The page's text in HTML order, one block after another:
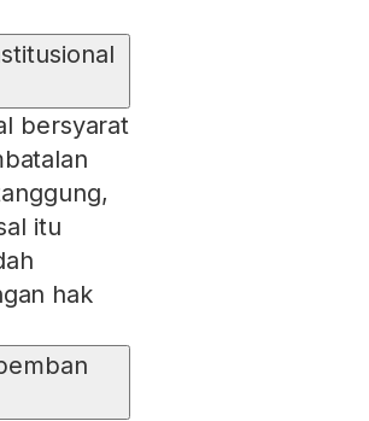
bersyarat
itu
hak